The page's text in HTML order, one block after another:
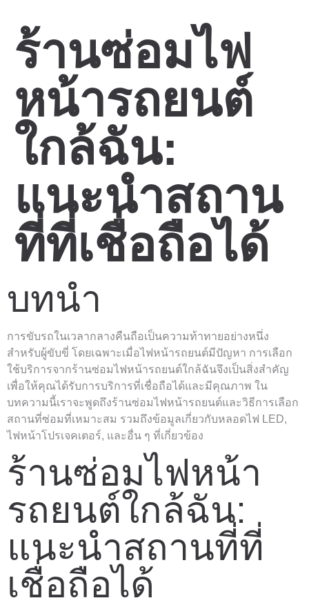
ร้านซ่อมไฟ
หน้ารถยนต์
ใกล้ฉัน:
แนะนำสถาน
ที่ที่เชื่อถือได้
บทนำ
การขับรถในเวลากลางคืนถือเป็นความท้าทายอย่างหนึ่ง
สำหรับผู้ขับขี่ โดยเฉพาะเมื่อไฟหน้ารถยนต์มีปัญหา การเลือก
ใช้บริการจากร้านซ่อมไฟหน้ารถยนต์ใกล้ฉันจึงเป็นสิ่งสำคัญ
เพื่อให้คุณได้รับการบริการที่เชื่อถือได้และมีคุณภาพ ใน
บทความนี้เราจะพูดถึงร้านซ่อมไฟหน้ารถยนต์และวิธีการเลือก
สถานที่ซ่อมที่เหมาะสม รวมถึงข้อมูลเกี่ยวกับหลอดไฟ LED,
ไฟหน้าโปรเจคเตอร์, และอื่น ๆ ที่เกี่ยวข้อง
ร้านซ่อมไฟหน้า
รถยนต์ใกล้ฉัน:
แนะนำสถานที่ที่
เชื่อถือได้